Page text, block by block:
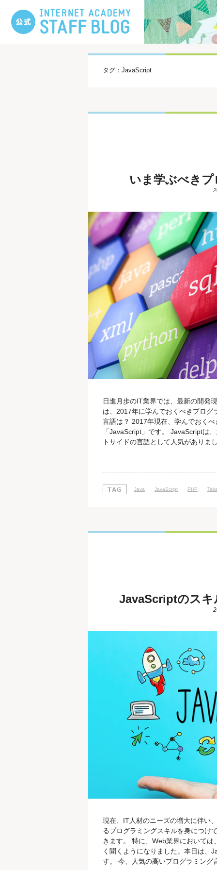
タグ：JavaScript
いま学ぶべきプ
日進月歩のIT業界では、最新の開発
は、2017年に学んでおくべきプロ
言語は？ 2017年現在、学んでおく
「JavaScript」です。 JavaScriptは
トサイドの言語として人気がありま
バーサイド言語としても用いられて
グ2017年版「The
Java JavaScript PHP
JavaScriptのスキ
現在、IT人材のニーズの増大に伴い
るプログラミングスキルを身につけ
きます。 特に、Web業界において
く聞くようになりました。本日は、
す。 今、人気の高いプログラミング